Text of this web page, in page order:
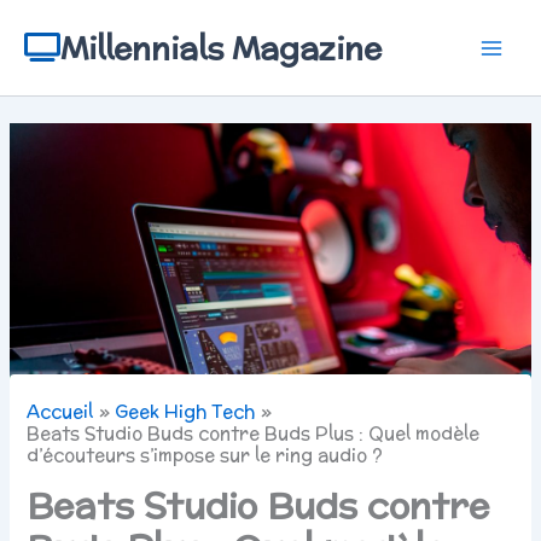
contenuMillennials Magazine
Accueil
Geek High Tech
Beats Studio Buds contre Buds Plus : Quel modèle
d’écouteurs s’impose sur le ring audio ?
Beats Studio Buds contre